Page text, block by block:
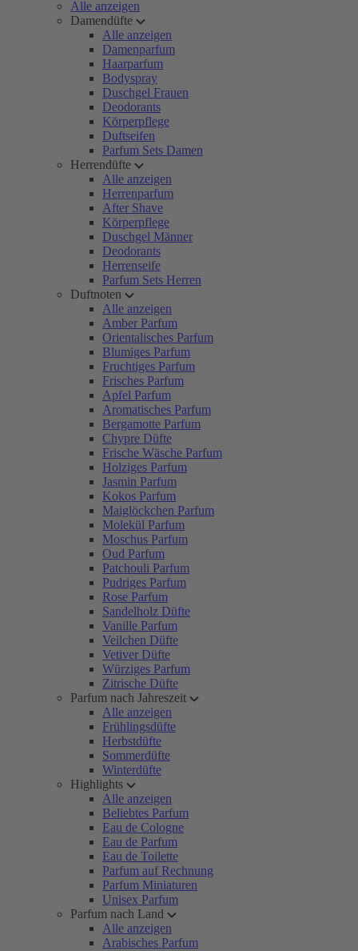
Alle anzeigen
Damendüfte
Alle anzeigen
Damenparfum
Haarparfum
Bodyspray
Duschgel Frauen
Deodorants
Körperpflege
Duftseifen
Parfum Sets Damen
Herrendüfte
Alle anzeigen
Herrenparfum
After Shave
Körperpflege
Duschgel Männer
Deodorants
Herrenseife
Parfum Sets Herren
Duftnoten
Alle anzeigen
Amber Parfum
Orientalisches Parfum
Blumiges Parfum
Fruchtiges Parfum
Frisches Parfum
Apfel Parfum
Aromatisches Parfum
Bergamotte Parfum
Chypre Düfte
Frische Wäsche Parfum
Holziges Parfum
Jasmin Parfum
Kokos Parfum
Maiglöckchen Parfum
Molekül Parfum
Moschus Parfum
Oud Parfum
Patchouli Parfum
Pudriges Parfum
Rose Parfum
Sandelholz Düfte
Vanille Parfum
Veilchen Düfte
Vetiver Düfte
Würziges Parfum
Zitrische Düfte
Parfum nach Jahreszeit
Alle anzeigen
Frühlingsdüfte
Herbstdüfte
Sommerdüfte
Winterdüfte
Highlights
Alle anzeigen
Beliebtes Parfum
Eau de Cologne
Eau de Parfum
Eau de Toilette
Parfum auf Rechnung
Parfum Miniaturen
Unisex Parfum
Parfum nach Land
Alle anzeigen
Arabisches Parfum